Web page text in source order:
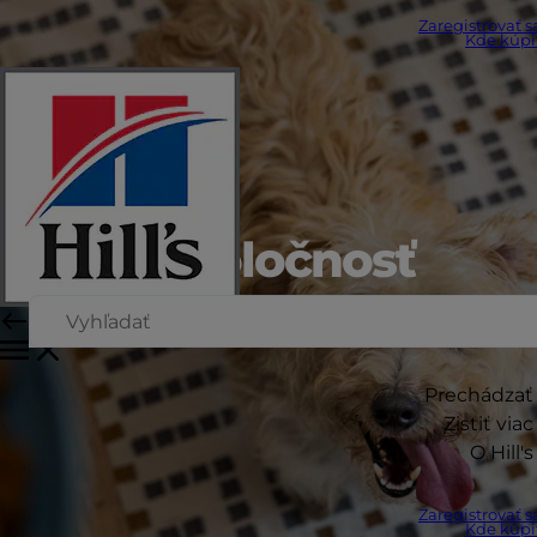
Zaregistrovať
Kde
Prechádzať
Zistiť viac
O Hill's
Zaregistrovať
Kde
Naša spoločnosť